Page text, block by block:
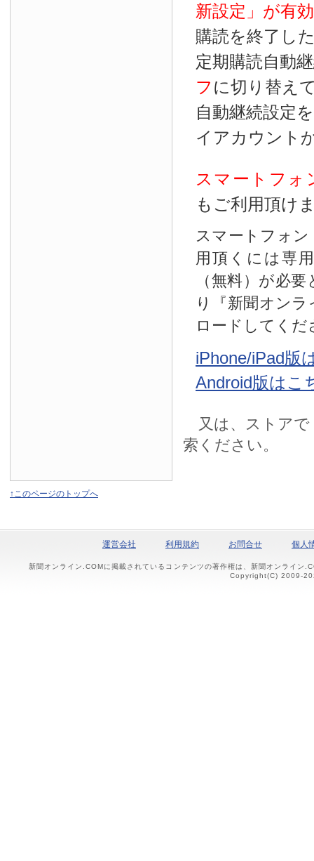
新設定」が有効
購読を終了し
定期購読自動
フ に切り替え
自動継続設定
イアカウント
スマートフォ
もご利用頂け
スマートフォ
用頂くには専
（無料）が必
り『新聞オン
ロードしてくだ
iPhone/iPad版
Android版はこ
又は、ストアで
索ください。
↑このページのトップへ
運営会社 利用規約 お問合せ 個人
新聞オンライン.COMに掲載されているコンテンツの著作権は、新聞オンライン
Copyright(C) 2009-